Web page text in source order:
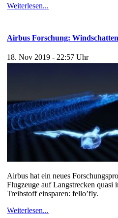
Weiterlesen...
Airbus Forschung:
18. Nov 2019 - 22:57 Uhr
Airbus hat ein neues
Flugzeuge auf Langstrecken quasi
Treibstoff einsparen: fello’fly.
Weiterlesen...